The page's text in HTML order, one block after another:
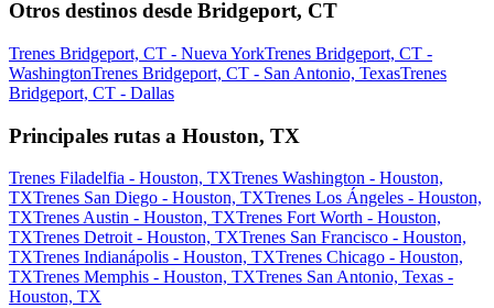
Otros destinos desde Bridgeport, CT
Trenes Bridgeport, CT - Nueva YorkTrenes Bridgeport, CT -
WashingtonTrenes Bridgeport, CT - San Antonio, TexasTrenes
Bridgeport, CT - Dallas
Principales rutas a Houston, TX
Trenes Filadelfia - Houston, TXTrenes Washington - Houston,
TXTrenes San Diego - Houston, TXTrenes Los Ángeles - Houston,
TXTrenes Austin - Houston, TXTrenes Fort Worth - Houston,
TXTrenes Detroit - Houston, TXTrenes San Francisco - Houston,
TXTrenes Indianápolis - Houston, TXTrenes Chicago - Houston,
TXTrenes Memphis - Houston, TXTrenes San Antonio, Texas -
Houston, TX